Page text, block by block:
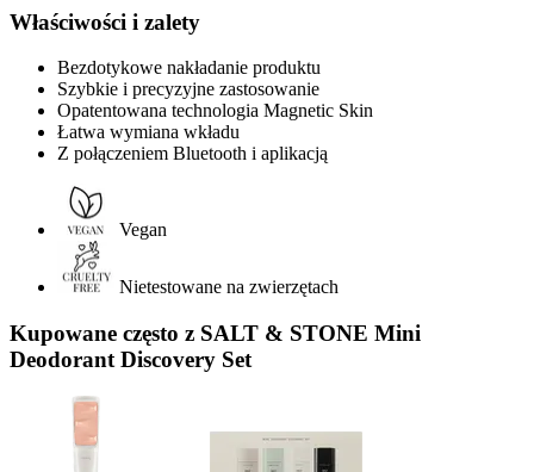
Właściwości i zalety
Bezdotykowe nakładanie produktu
Szybkie i precyzyjne zastosowanie
Opatentowana technologia Magnetic Skin
Łatwa wymiana wkładu
Z połączeniem Bluetooth i aplikacją
Vegan
Nietestowane na zwierzętach
Kupowane często z SALT & STONE Mini
Deodorant Discovery Set